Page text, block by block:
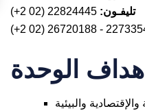
تليفـون:
أهداف الوحدة